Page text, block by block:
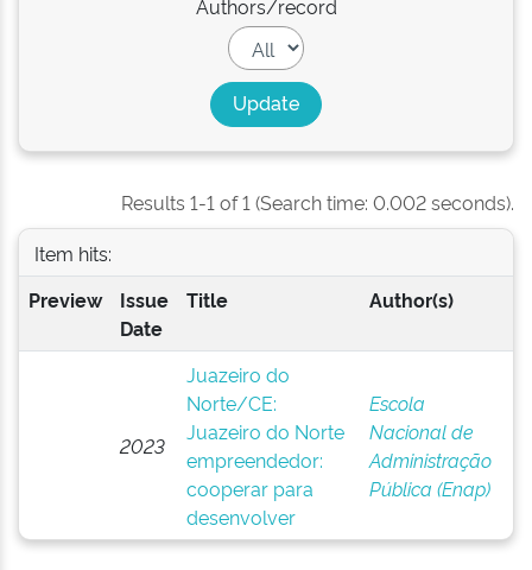
Authors/record
Results 1-1 of 1 (Search time: 0.002 seconds).
Item hits:
Preview
Issue
Date
Title Author(s)
2023
Juazeiro do
Norte/CE:
Juazeiro do Norte
empreendedor:
cooperar para
desenvolver
Escola
Nacional de
Administração
Pública (Enap)